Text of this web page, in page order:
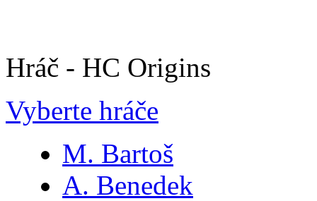
Hráč - HC Origins
Vyberte hráče
M. Bartoš
A. Benedek